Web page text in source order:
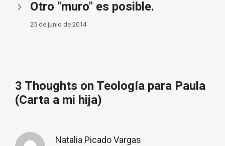
Otro "muro" es posible.
25 de junio de 2014
3 Thoughts on Teología para Paula
(Carta a mi hija)
Natalia Picado Vargas